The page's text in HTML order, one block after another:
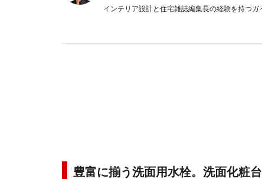
インテリア設計と住宅雑誌編集長の経験を持つガ
豊富に揃う洗面用水栓。洗面化粧